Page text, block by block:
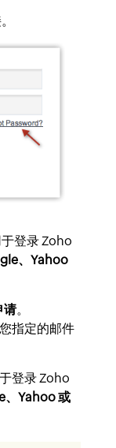
登录 Zoho
、Yahoo
请。
指定的邮件
登录 Zoho
、Yahoo 或